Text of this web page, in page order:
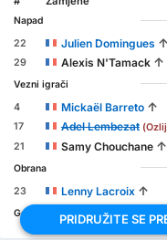
Napad
22
Julien Domingues ↑
29 Alexis N'Tamack ↑
Vezni igrači
4
Mickaël Barreto ↑
17 Adel Lembezat
21 Samy Chouchane ↑
Obrana
23
Lenny Lacroix ↑
Golman PRIDRUŽITE SE